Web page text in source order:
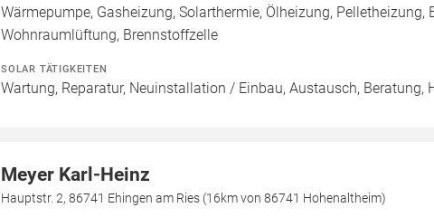
Wärmepumpe, Gasheizung, Solarthermie, Ölheizung, Pelletheizung,
Wohnraumlüftung, Brennstoffzelle
SOLAR TÄTIGKEITEN
Wartung, Reparatur, Neuinstallation / Einbau, Austausch, Beratung,
Meyer Karl-Heinz
Hauptstr. 2, 86741 Ehingen am Ries (16km von 86741 Hohenaltheim)